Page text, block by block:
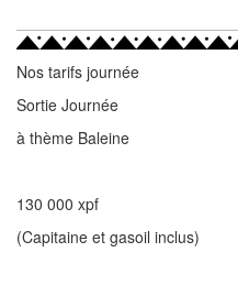
Nos tarifs journée
Sortie Journée
à thème Baleine
130 000 xpf
(Capitaine et gasoil inclus)